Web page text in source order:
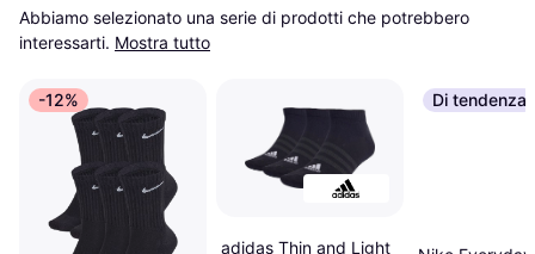
Abbiamo selezionato una serie di prodotti che potrebbero
interessarti. Mostra tutto
-12%
adidas Thin and Light
Di tendenza